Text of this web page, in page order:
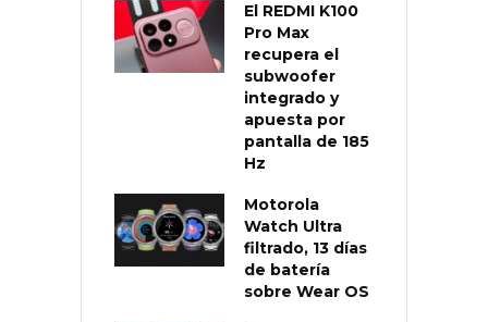
El REDMI K100
Pro Max
recupera el
subwoofer
integrado y
apuesta por
pantalla de 185
Hz
Motorola
Watch Ultra
filtrado, 13 días
de batería
sobre Wear OS